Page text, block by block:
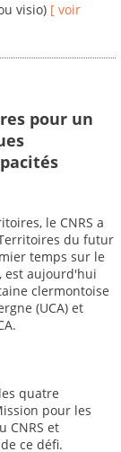
visio) [ voir
pour un
le CNRS a
du futur
temps sur le
est aujourd'hui
clermontoise
(UCA) et
quatre
pour les
CNRS et
ce défi.